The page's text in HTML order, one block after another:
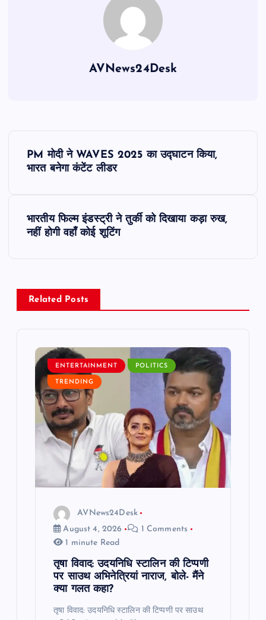
AVNews24Desk
a
v
PM मोदी ने WAVES 2025 का उद्घाटन किया,
भारत बनेगा कंटेंट लीडर
भारतीय फिल्म इंडस्ट्री ने तुर्की को दिखाया कड़ा रुख,
नहीं होगी वहाँ कोई शूटिंग
Related Posts
ENTERTAINMENT POLITICS
TRENDING
AVNews24Desk
August 4, 2026
1 Comments
1 minute Read
तृषा विवाद: उदयनिधि स्टालिन की टिप्पणी
पर साउथ अभिनेत्रियां नाराज, बोले- मैंने
क्या गलत कहा?
तृषा विवाद: उदयनिधि स्टालिन की टिप्पणी पर साउथ